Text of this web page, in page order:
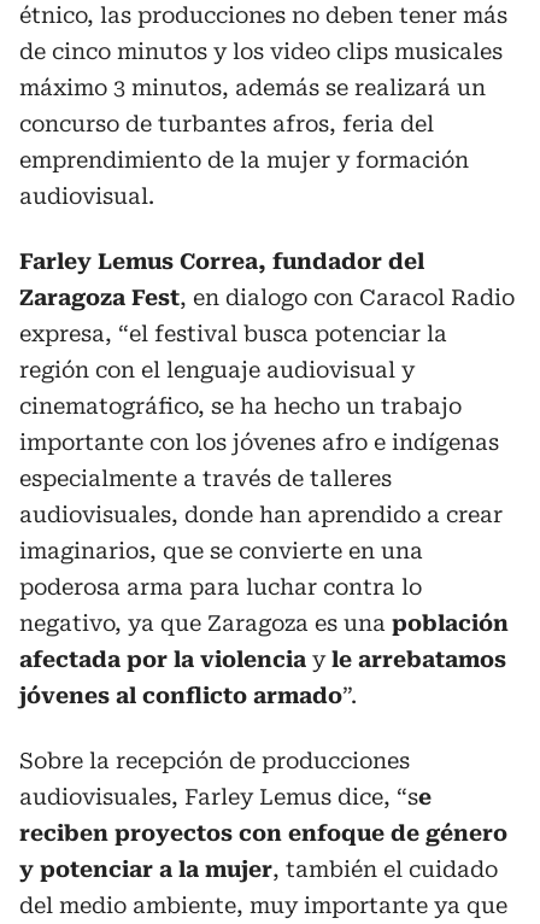
étnico, las producciones no deben tener más
de cinco minutos y los video clips musicales
máximo 3 minutos, además se realizará un
concurso de turbantes afros, feria del
emprendimiento de la mujer y formación
audiovisual.
Farley Lemus Correa, fundador del
Zaragoza Fest, en dialogo con Caracol Radio
expresa, “el festival busca potenciar la
región con el lenguaje audiovisual y
cinematográfico, se ha hecho un trabajo
importante con los jóvenes afro e indígenas
especialmente a través de talleres
audiovisuales, donde han aprendido a crear
imaginarios, que se convierte en una
poderosa arma para luchar contra lo
negativo, ya que Zaragoza es una población
afectada por la violencia yle arrebatamos
jóvenes al conflicto armado”.
Sobre la recepción de producciones
audiovisuales, Farley Lemus dice, “se
reciben proyectos con enfoque de género
y potenciar a la mujer, también el cuidado
del medio ambiente, muy importante ya que